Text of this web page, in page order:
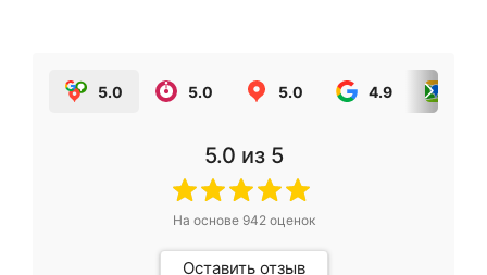
5.0 5.0 5.0 4.9
5.0 из 5
На основе 942оценок
Оставить отзыв